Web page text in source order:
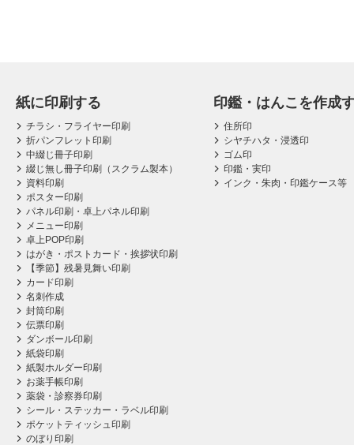
紙に印刷する
チラシ・フライヤー印刷
折パンフレット印刷
中綴じ冊子印刷
綴じ無し冊子印刷（スクラム製本）
資料印刷
ポスター印刷
パネル印刷・卓上パネル印刷
メニュー印刷
卓上POP印刷
はがき・ポストカード・挨拶状印刷
【季節】残暑見舞い印刷
カード印刷
名刺作成
封筒印刷
伝票印刷
ダンボール印刷
紙袋印刷
紙製ホルダー印刷
お薬手帳印刷
薬袋・診察券印刷
シール・ステッカー・ラベル印刷
ポケットティッシュ印刷
のぼり印刷
印鑑・はんこを作成
住所印
シヤチハタ・浸透印
ゴム印
印鑑・実印
インク・朱肉・印鑑ケース等